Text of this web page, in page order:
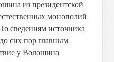
из президентской
монополий
сведениям источника
сих пор главным
у Волошина